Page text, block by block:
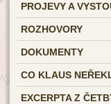
PROJEVY A
ROZHOVORY
DOKUMENTY
CO KLAUS
EXCERPTA Z